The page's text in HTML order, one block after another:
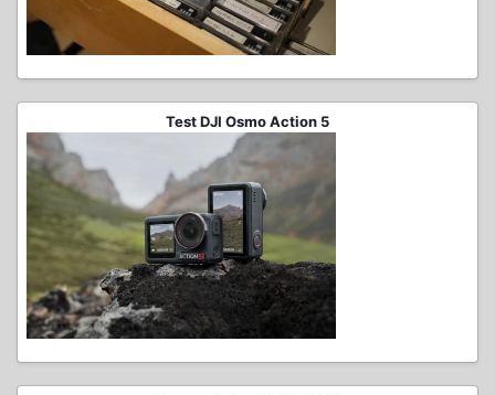
Test DJI Osmo Action 5